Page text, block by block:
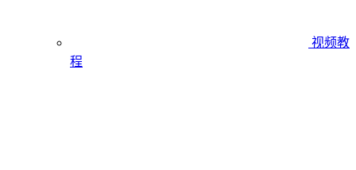
视频教
程